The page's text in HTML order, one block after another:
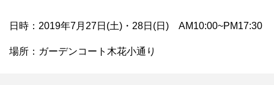
日時：2019年7月27日(土)・28日(日) AM10:00~PM17:30
場所：ガーデンコート木花小通り